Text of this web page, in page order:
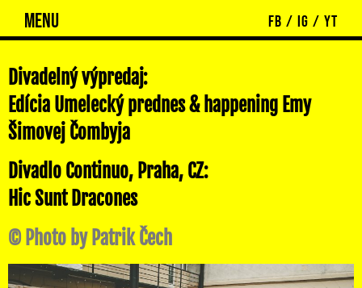
MENU FB / IG / YT
Divadelný výpredaj:
Edícia Umelecký prednes & happening Emy
Šimovej Čombyja
Divadlo Continuo, Praha, CZ:
Hic Sunt Dracones
© Photo by Patrik Čech